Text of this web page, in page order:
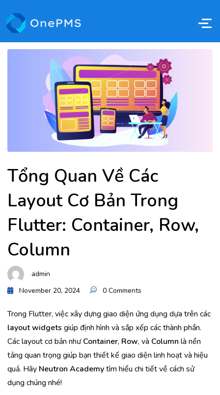
Tổng Quan Về Các
Layout Cơ Bản Trong
Flutter: Container, Row,
Column
admin
November 20, 2024
0 Comments
Trong Flutter, việc xây dựng giao diện ứng dụng dựa trên các
layout widgets giúp định hình và sắp xếp các thành phần.
Các layout cơ bản nhưContainer, Row, và Column là nền
tảng quan trọng giúp bạn thiết kế giao diện linh hoạt và hiệu
quả. Hãy Neutron Academytìm hiểu chi tiết về cách sử
dụng chúng nhé!